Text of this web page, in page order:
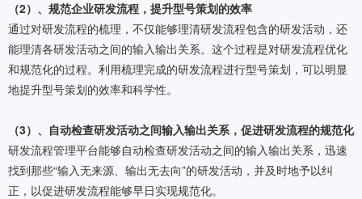
（2）、规范企业研发流程，提升型号策划的效率
通过对研发流程的梳理，不仅能够理清研发流程包含的研发活动，还
能理清各研发活动之间的输入输出关系。这个过程是对研发流程优化
和规范化的过程。利用梳理完成的研发流程进行型号策划，可以明显
地提升型号策划的效率和科学性。
（3）、自动检查研发活动之间输入输出关系，促进研发流程的规范化
研发流程管理平台能够自动检查研发活动之间的输入输出关系，迅速
找到那些“输入无来源、输出无去向”的研发活动，并及时地予以纠
正，以促进研发流程能够早日实现规范化。